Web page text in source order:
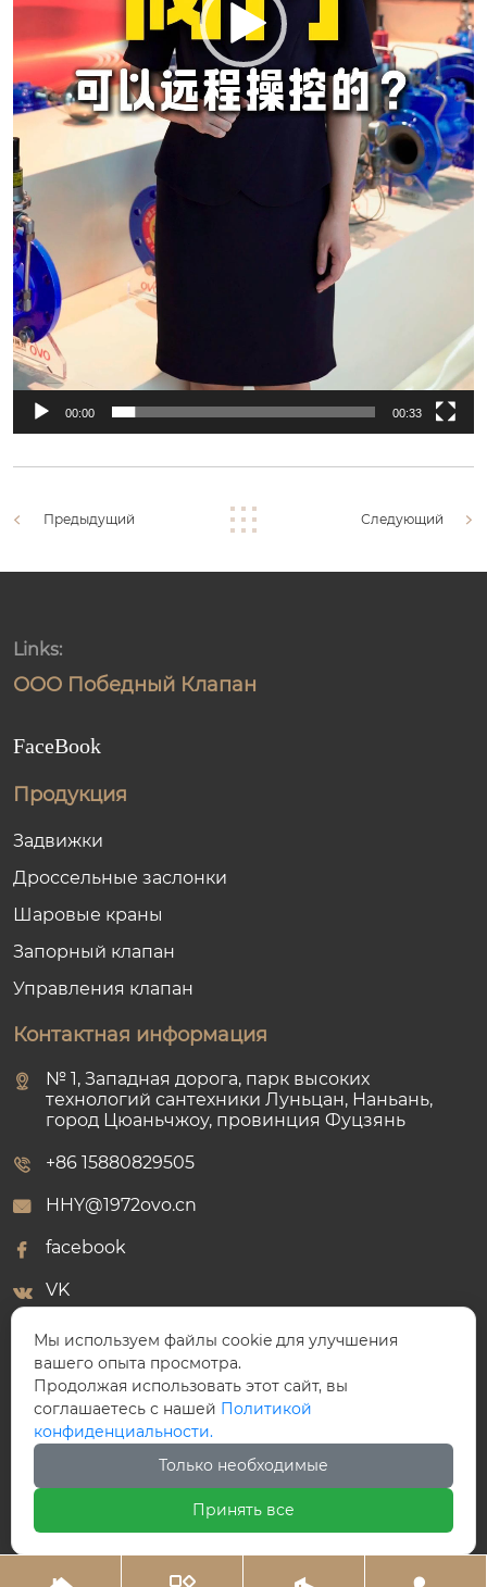
00:00 00:33
Предыдущий Следующий
Links:
ООО Победный Клапан
FaceBook
Продукция
Задвижки
Дроссельные заслонки
Шаровые краны
Запорный клапан
Управления клапан
Контактная информация
№ 1, Западная дорога, парк высоких
технологий сантехники Луньцан, Наньань,
город Цюаньчжоу, провинция Фуцзянь
+86 15880829505
HHY@1972ovo.cn
facebook
VK
WhatsApp
ООО Победный Клапан
Мы используем файлы cookie для улучшения
вашего опыта просмотра.
Продолжая использовать этот сайт, вы
соглашаетесь с нашей Политикой
конфиденциальности.
Только необходимые
Принять все